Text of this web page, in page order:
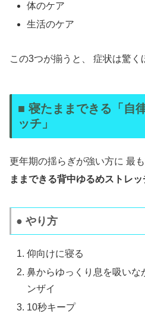
体のケア
生活のケア
この3つが揃うと、 症状は驚く
■ 寝たままできる「自
ッチ」
更年期の揺らぎが強い方に 最
ままできる背中ゆるめストレッ
● やり方
仰向けに寝る
鼻からゆっくり息を吸い
ンザイ
10秒キープ